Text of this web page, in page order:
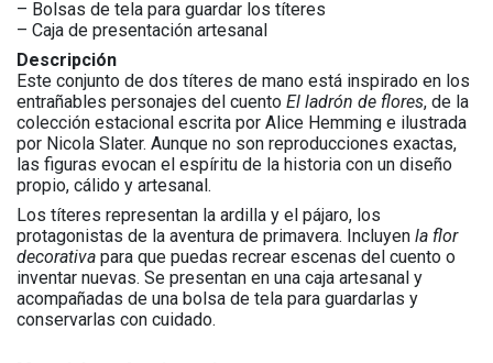
– Bolsas de tela para guardar los títeres
– Caja de presentación artesanal
Descripción
Este conjunto de dos títeres de mano está inspirado en los
entrañables personajes del cuento El ladrón de flores, de la
colección estacional escrita por Alice Hemming e ilustrada
por Nicola Slater. Aunque no son reproducciones exactas,
las figuras evocan el espíritu de la historia con un diseño
propio, cálido y artesanal.
Los títeres representan la ardilla y el pájaro, los
protagonistas de la aventura de primavera. Incluyen la flor
decorativa para que puedas recrear escenas del cuento o
inventar nuevas. Se presentan en una caja artesanal y
acompañadas de una bolsa de tela para guardarlas y
conservarlas con cuidado.